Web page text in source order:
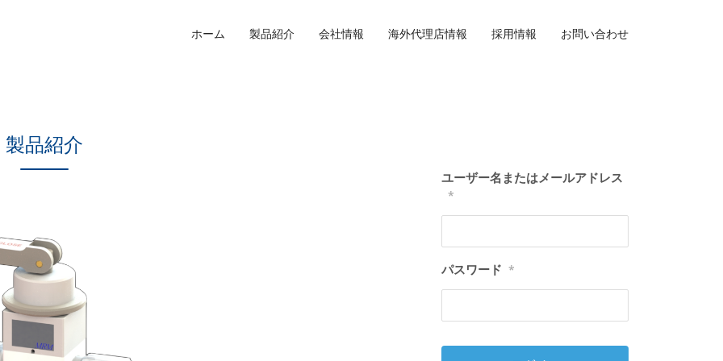
ホーム 製品紹介 会社情報 海外代理店情報 採用情報 お問い合わせ
製品紹介
ユーザー名またはメールアドレス
*
パスワード *